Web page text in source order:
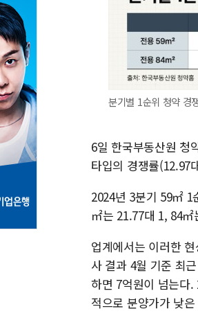
분기별 1순위 청약 경
6일 한국부동산원 청
타입의 경쟁률(12.97
2024년 3분기 59㎡
㎡는 21.77대 1, 84
업계에서는 이러한
사 결과 4월 기준 최
하면 7억원이 넘는다
적으로 분양가가 낮